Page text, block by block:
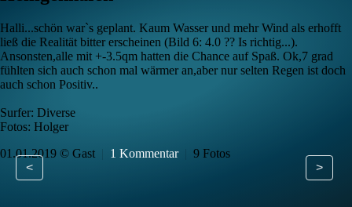
Halli...schön war`s geplant. Kaum Wasser und mehr Wind als erhofft
ließ die Realität bitter erscheinen (Bild 6: 4.0 ?? Is richtig...).
Ansonsten,alle mit +-3.5qm hatten die Chance auf Spaß. Ok,7 grad
fühlten sich auch schon mal wärmer an,aber nur selten Regen ist doch
auch schon Positiv..
Surfer: Diverse
Fotos: Holger
01.01.2019 © Gast
1 Kommentar
9 Fotos
<
>